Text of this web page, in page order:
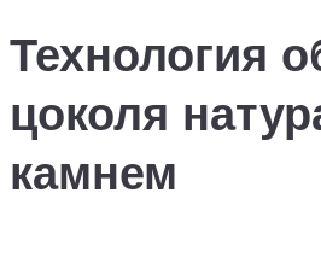
Технология
цоколя
камнем